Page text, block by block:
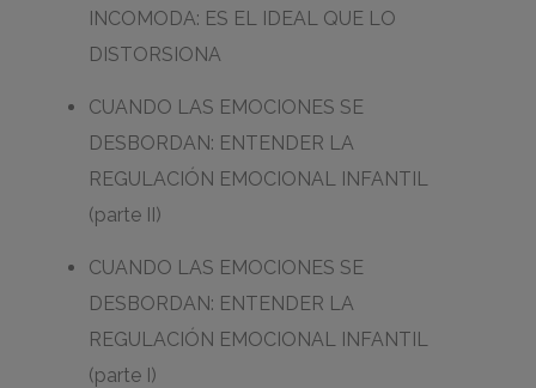
INCOMODA: ES EL IDEAL QUE LO
DISTORSIONA
CUANDO LAS EMOCIONES SE
DESBORDAN: ENTENDER LA
REGULACIÓN EMOCIONAL INFANTIL
(parte II)
CUANDO LAS EMOCIONES SE
DESBORDAN: ENTENDER LA
REGULACIÓN EMOCIONAL INFANTIL
(parte I)